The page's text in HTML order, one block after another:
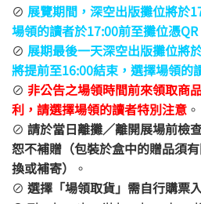
⊘ 展覽期間， 深空出版攤位將於
場領的讀者於17:00前至攤位憑
⊘ 展期最後一天深空出版攤位將
將提前至16:00結束，選擇場領的
⊘ 非公告之場領時間前來領取商
利，請選擇場領的讀者特別注意 。
⊘ 請於當日離攤／離開展場前檢
恕不補贈（包裝於盒中的贈品須
換或補寄）
。
⊘ 選擇「場領取貨」需自行購票